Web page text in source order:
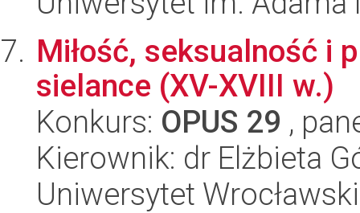
Miłość, seksualność i
sielance (XV-XVIII w.)
Konkurs: OPUS 29 ,
Kierownik: dr Elżbieta
Uniwersytet Wrocławski